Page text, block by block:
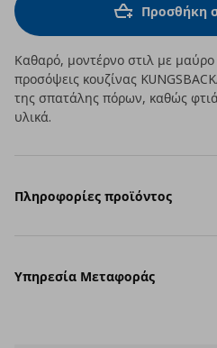
Προσθήκη
Καθαρό, μοντέρνο στιλ με
προσόψεις κουζίνας
της σπατάλης πόρων, καθώς
υλικά.
Πληροφορίες προϊόντος
Υπηρεσία Μεταφοράς